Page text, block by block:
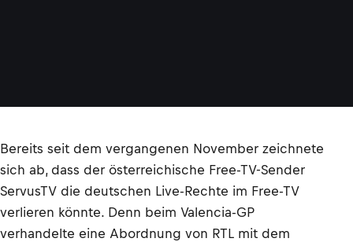
Bereits seit dem vergangenen November zeichnete
sich ab, dass der österreichische Free-TV-Sender
ServusTV die deutschen Live-Rechte im Free-TV
verlieren könnte. Denn beim Valencia-GP
verhandelte eine Abordnung von RTL mit dem